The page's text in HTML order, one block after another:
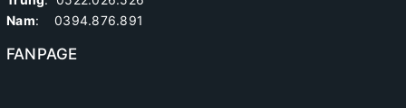
Nam: 0394.876.891
FANPAGE